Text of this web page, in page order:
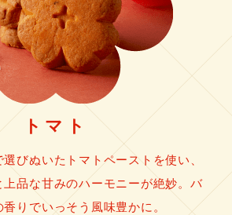
トマト
びぬいたトマトペーストを使い、
上品な甘みのハーモニーが絶妙。バ
りでいっそう風味豊かに。